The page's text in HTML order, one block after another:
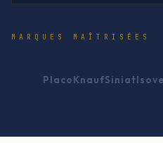
MARQUES MAÎTRISÉES
PlacoKnaufSiniat